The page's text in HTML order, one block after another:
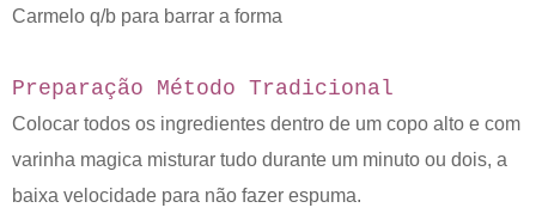
Carmelo q/b para barrar a forma
Preparação Método Tradicional
Colocar todos os ingredientes dentro de um copo alto e com
varinha magica misturar tudo durante um minuto ou dois, a
baixa velocidade para não fazer espuma.